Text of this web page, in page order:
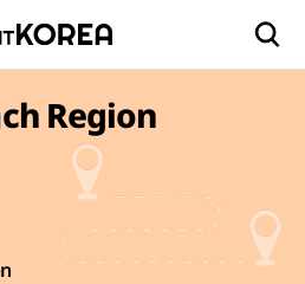
Region